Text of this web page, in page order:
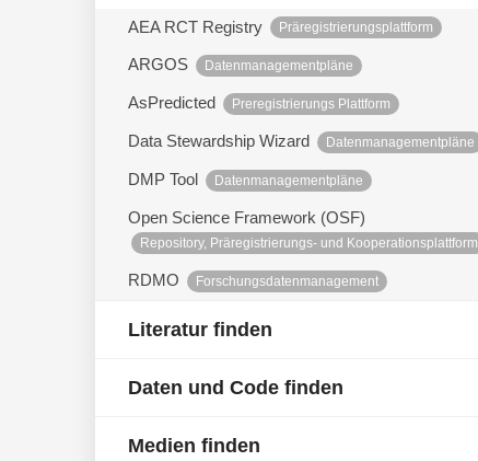
AEA RCT Registry Präregistrierungsplattform
ARGOS Datenmanagementpläne
AsPredicted Preregistrierungs Plattform
Data Stewardship Wizard Datenmanagementpläne
DMP Tool Datenmanagementpläne
Open Science Framework (OSF)
Repository, Präregistrierungs- und Kooperationsplattform
RDMO Forschungsdatenmanagement
Literatur finden
Daten und Code finden
Medien finden